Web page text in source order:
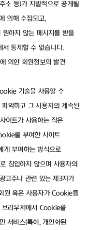
소 등)가 자발적으로 공개될
의해 수집되고,
원하지 않는 메시지를 받을
서 통제할 수 없습니다.
의한 회원정보의 발견
기술을 사용할 수
악하고 그 사용자의 계속된
이트가 사용하는 작은
를 부여한 사이트
게 부여하는 방식으로
침입하지 않으며 사용자의
고주나 관련 있는 제3자가
원 혹은 사용자가 Cookie를
라우저에서 Cookie를
서비스(특히, 개인화된